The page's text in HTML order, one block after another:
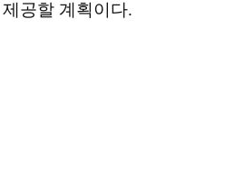
공할 계획이다.